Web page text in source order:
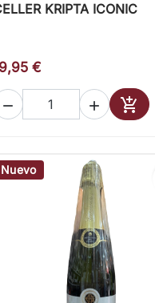
 Vista rápida
KRIPTA ICONIC
€
  
Nuevo